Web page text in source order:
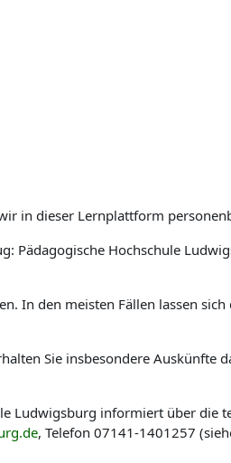
in dieser Lernplattform
Pädagogische Hochschule
In den meisten Fällen lassen
Sie insbesondere Auskünfte
Ludwigsburg informiert über die
, Telefon 07141-1401257